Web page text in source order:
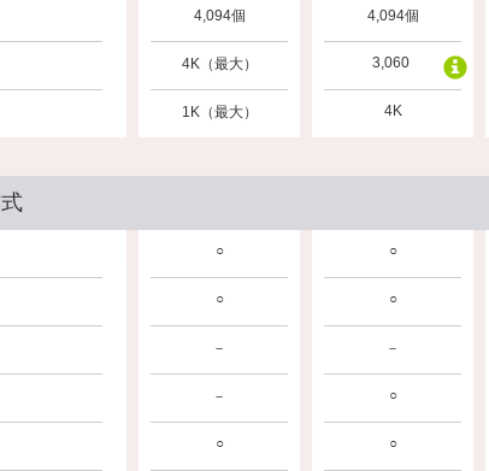
4,094個
4K（最大）
1K（最大）
4,094個
3,060
4K
○
○
－
－
○
○
○
－
○
○